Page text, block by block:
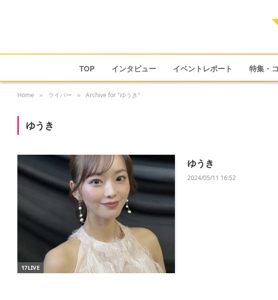
TOP インタビュー イベントレポート 特集・
Home » ライバー » Archive for "ゆうき"
ゆうき
17LIVE
ゆうき
2024/05/11 16:52